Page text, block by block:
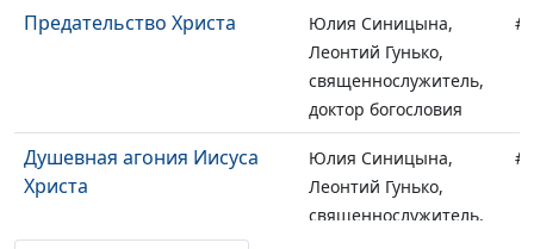
Предательство Христа
Юлия Синицына,
Леонтий Гунько,
священнослужитель,
доктор богословия
Душевная агония Иисуса
Христа
Юлия Синицына,
Леонтий Гунько,
священнослужитель,